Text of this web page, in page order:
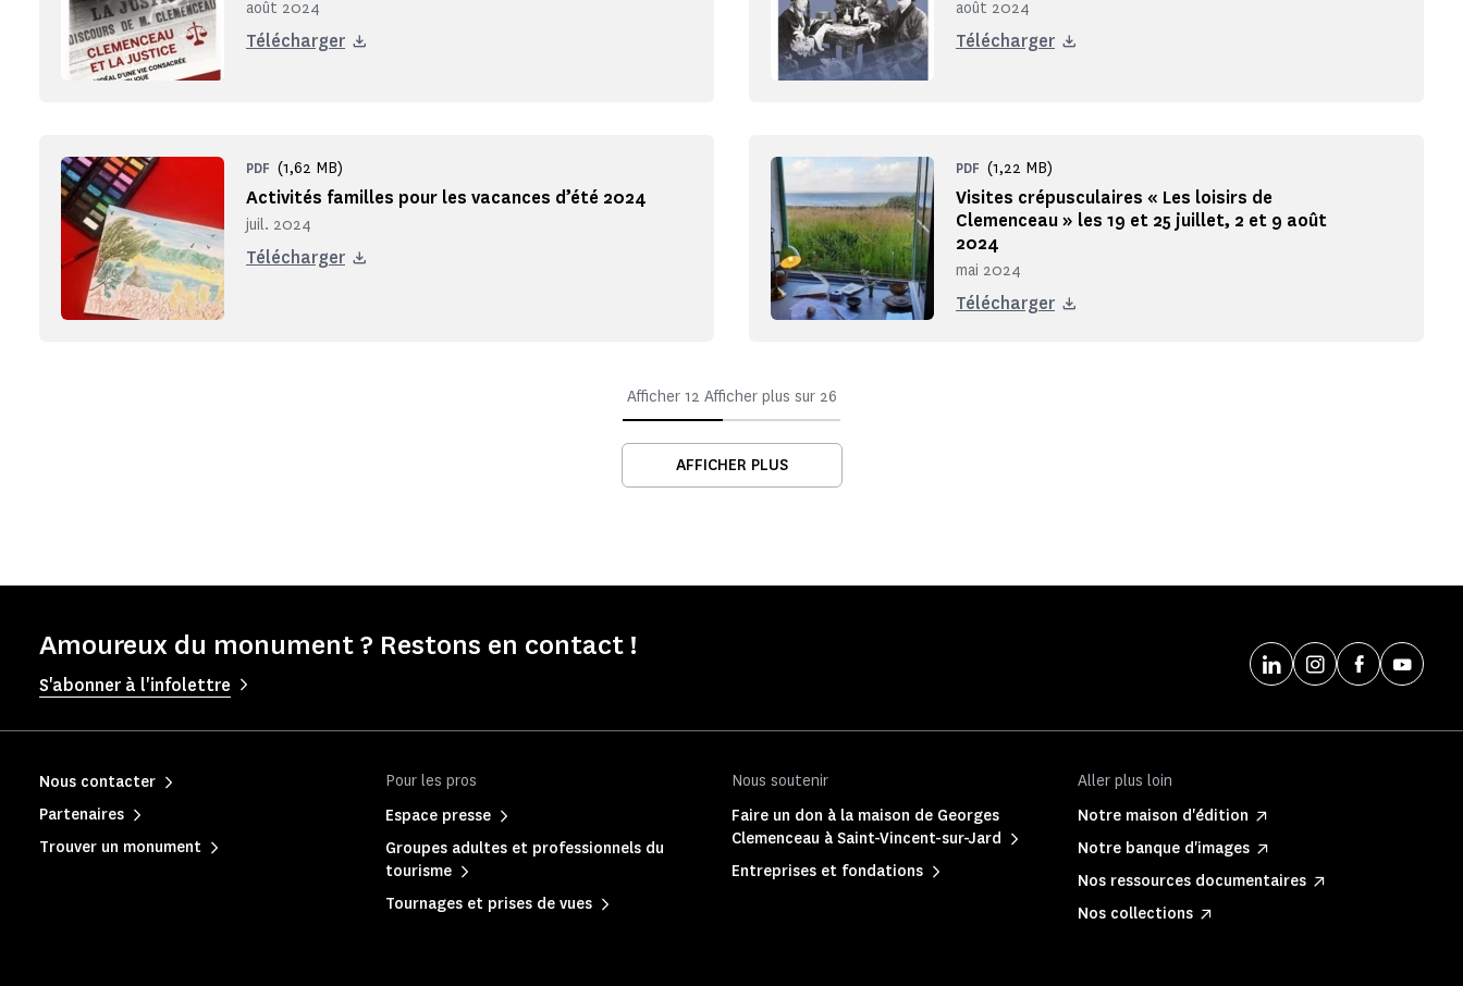
août 2024
Télécharger
août 2024
Télécharger
Activités familles pour les vacances d’été 2024
juil. 2024
PDF (1,62 MB)
Télécharger
Visites crépusculaires « Les loisirs de
Clemenceau » les 19 et 25 juillet, 2 et 9 août
2024
mai 2024
PDF (1,22 MB)
Télécharger
Afficher 12 Afficher plus sur 26
AFFICHER PLUS
Amoureux du monument ? Restons en contact !
S'abonner à l'infolettre
Pour les pros
Espace presse
Groupes adultes et professionnels du
tourisme
Tournages et prises de vues
Nous soutenir
Faire un don à la maison de Georges
Clemenceau à Saint-Vincent-sur-Jard
Entreprises et fondations
Aller plus loin
Notre maison d'édition
Notre banque d'images
Nos ressources documentaires
Nos collections
Nous contacter
Partenaires
Trouver un monument